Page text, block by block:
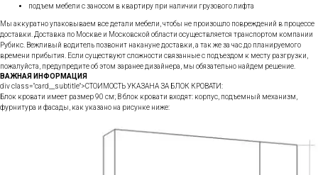
подъем мебели с заносом в квартиру при наличии грузового лифта
Мы аккуратно упаковываем все детали мебели, чтобы не произошло повреждений в процессе
доставки. Доставка по Москве и Московской области осуществляется транспортом компании
Рубикс. Вежливый водитель позвонит накануне доставки, а так же за час до планируемого
времени прибытия. Если существуют сложности связанные с подъездом к месту разгрузки,
пожалуйста, предупредите об этом заранее дизайнера, мы обязательно найдем решение.
ВАЖНАЯ ИНФОРМАЦИЯ
div class="card__subtitle">СТОИМОСТЬ УКАЗАНА ЗА БЛОК КРОВАТИ:
Блок кровати имеет размер 90 см; В блок кровати входят: корпус, подъемный механизм,
фурнитура и фасады, как указано на рисунке ниже: